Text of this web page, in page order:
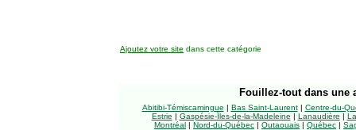
Ajoutez votre site dans cette catégorie
Fouillez-tout dans une
Abitibi-Témiscamingue | Bas Saint-Laurent| Centre-du-
Estrie | Gaspésie-Îles-de-la-Madeleine | Lanaudière |
Montréal | Nord-du-Québec | Outaouais | Québec |